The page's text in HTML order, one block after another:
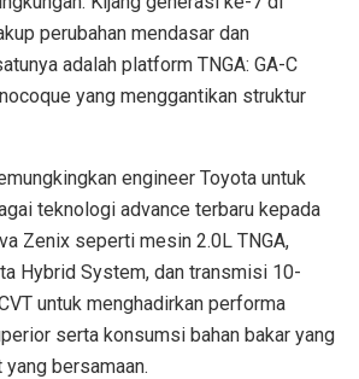
perubahan mendasar dan
adalah platform TNGA: GA-C
yang menggantikan struktur
engineer Toyota untuk
teknologi advance terbaru kepada
Zenix seperti mesin 2.0L TNGA,
Hybrid System, dan transmisi 10-
untuk menghadirkan performa
serta konsumsi bahan bakar yang
bersamaan.